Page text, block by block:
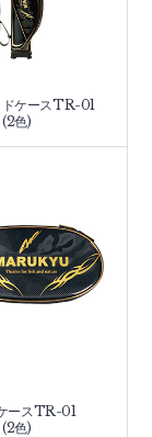
ドケースTR-01
(2色)
ースTR-01
(2色)